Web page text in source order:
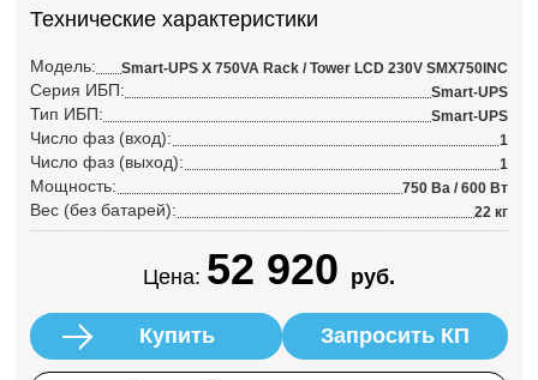
Технические характеристики
Модель: Smart-UPS X 750VA Rack / Tower LCD 230V SMX750INC
Серия ИБП: Smart-UPS
Тип ИБП: Smart-UPS
Число фаз (вход): 1
Число фаз (выход): 1
Мощность: 750 Ва / 600 Вт
Вес (без батарей): 22 кг
Цена: 52 920 руб.
Купить Запросить КП